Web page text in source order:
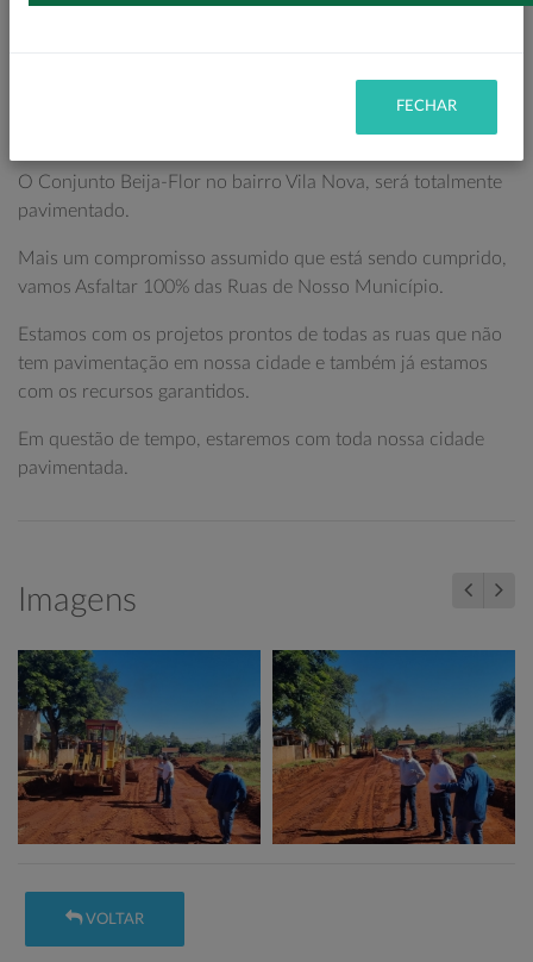
Um importante Conjunto de nossa querida Loanda vai
O Conjunto Beija-Flor no bairro Vila Nova, será totalmente
pavimentado.
Mais um compromisso assumido que está sendo cumprido,
vamos Asfaltar 100% das Ruas de Nosso Município.
Estamos com os projetos prontos de todas as ruas que não
tem pavimentação em nossa cidade e também já estamos
com os recursos garantidos.
Em questão de tempo, estaremos com toda nossa cidade
pavimentada.
Imagens
VOLTAR
FECHAR